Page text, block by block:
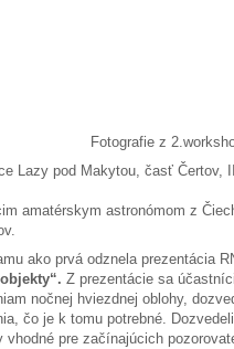
Fotografie z
Lazy pod Makytou, časť Čertov,
amatérskym astronómom z
ako prvá odznela prezentácia
Z prezentácie sa
nočnej hviezdnej oblohy,
čo je k tomu potrebné.
pre začínajúcich